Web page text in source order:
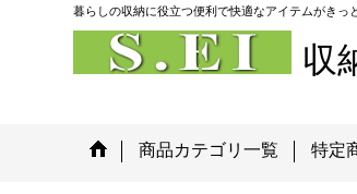
暮らしの収納に役立つ便利で快適なアイテムがきっ
収
商品カテゴリ一覧 特定